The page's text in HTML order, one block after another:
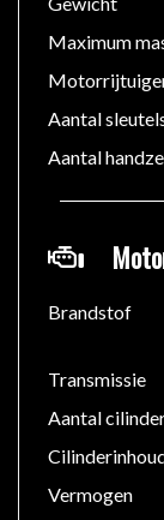
verwarmbaar
UV- en
Kleur
Honda Touch
Surround
USB/HDMI/
- Audio/
Maximum
Aantal
Aantal
Brandstof
Transmissie
Aantal
Vermogen